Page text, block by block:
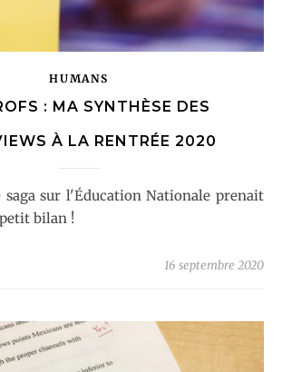
HUMANS
: MA SYNTHÈSE DES
À LA RENTRÉE 2020
bilan !
16 septembre 2020